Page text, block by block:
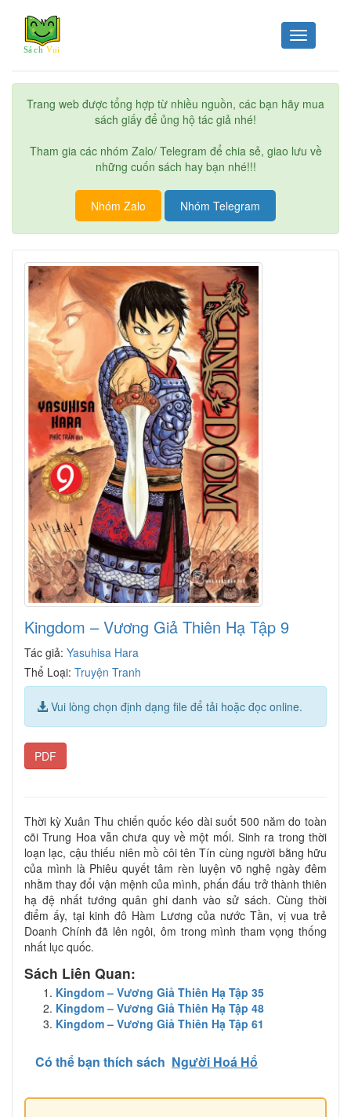
Toggle
navigation
Trang web được tổng hợp từ nhiều nguồn, các bạn hãy mua
sách giấy để ủng hộ tác giả nhé!
Tham gia các nhóm Zalo/ Telegram để chia sẻ, giao lưu về
những cuốn sách hay bạn nhé!!!
Nhóm Zalo Nhóm Telegram
Kingdom – Vương Giả Thiên Hạ Tập 9
Tác giả: Yasuhisa Hara
Thể Loại: Truyện Tranh
Vui lòng chọn định dạng file để tải hoặc đọc online.
PDF
Thời kỳ Xuân Thu chiến quốc kéo dài suốt 500 năm do toàn
cõi Trung Hoa vẫn chưa quy về một mối. Sinh ra trong thời
loạn lạc, cậu thiếu niên mồ côi tên Tín cùng người bằng hữu
của mình là Phiêu quyết tâm rèn luyện võ nghệ ngày đêm
nhằm thay đổi vận mệnh của mình, phấn đấu trở thành thiên
hạ đệ nhất tướng quân ghi danh vào sử sách. Cùng thời
điểm ấy, tại kinh đô Hàm Lương của nước Tần, vị vua trẻ
Doanh Chính đã lên ngôi, ôm trong mình tham vọng thống
nhất lục quốc.
Sách Liên Quan:
Kingdom – Vương Giả Thiên Hạ Tập 35
Kingdom – Vương Giả Thiên Hạ Tập 48
Kingdom – Vương Giả Thiên Hạ Tập 61
Có thể bạn thích sách Người Hoá Hổ